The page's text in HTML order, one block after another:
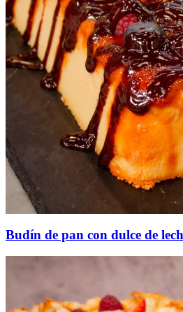
Budín de pan con dulce de